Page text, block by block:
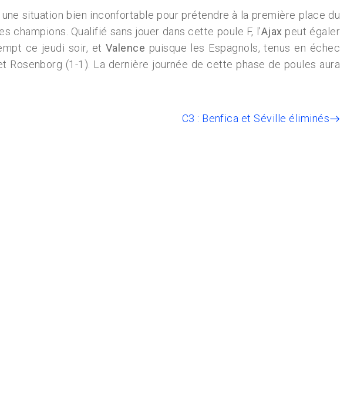
situation bien inconfortable pour prétendre à la première place du
champions. Qualifié sans jouer dans cette poule F, l’Ajax peut égaler
ce jeudi soir, et Valence puisque les Espagnols, tenus en échec
(1-1). La dernière journée de cette phase de poules aura
C3 : Benfica et Séville éliminés